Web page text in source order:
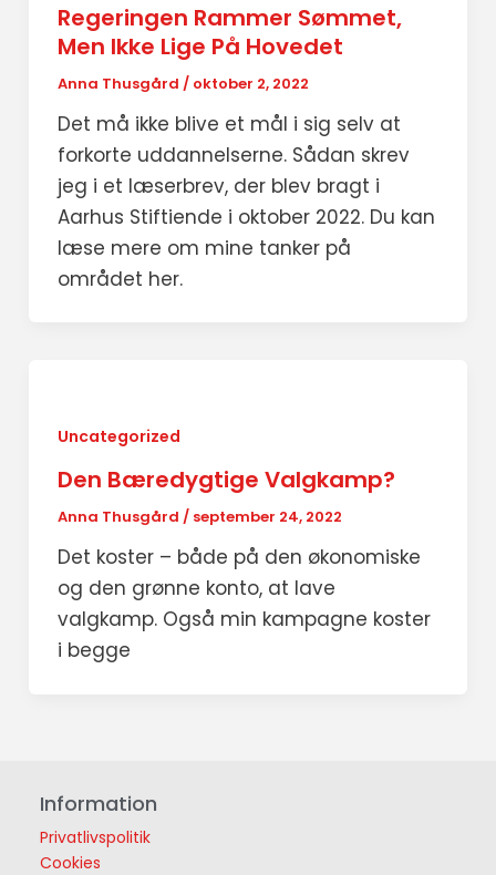
Regeringen Rammer Sømmet,
Men Ikke Lige På Hovedet
Anna Thusgård / oktober 2, 2022
Det må ikke blive et mål i sig selv at
forkorte uddannelserne. Sådan skrev
jeg i et læserbrev, der blev bragt i
Aarhus Stiftiende i oktober 2022. Du kan
læse mere om mine tanker på
området her.
Uncategorized
Den Bæredygtige Valgkamp?
Anna Thusgård / september 24, 2022
Det koster – både på den økonomiske
og den grønne konto, at lave
valgkamp. Også min kampagne koster
i begge
Information
Privatlivspolitik
Cookies